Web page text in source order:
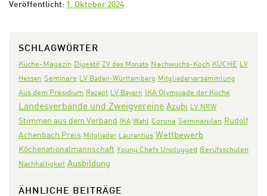
Veröffentlicht: 1. Oktober 2024
SCHLAGWÖRTER
Küche-Magazin Digestif ZV des Monats Nachwuchs-Koch KÜCHE LV
Hessen Seminare LV Baden-Württemberg Mitgliederversammlung
Aus dem Präsidium Rezept LV Bayern IKA Olympiade der Köche
Landesverbände und Zweigvereine Azubi LV NRW
Stimmen aus dem Verband IKA Wahl Corona Seminarplan Rudolf
Achenbach Preis Mitglieder Laurentius Wettbewerb
Köchenationalmannschaft Young Chefs Unplugged Berufsschulen
Nachhaltigkeit Ausbildung
ÄHNLICHE BEITRÄGE